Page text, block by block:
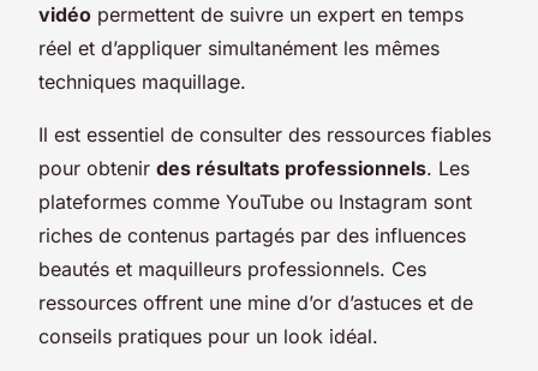
vidéo permettent de suivre un expert en temps
réel et d’appliquer simultanément les mêmes
techniques maquillage.
Il est essentiel de consulter des ressources fiables
pour obtenir des résultats professionnels. Les
plateformes comme YouTube ou Instagram sont
riches de contenus partagés par des influences
beautés et maquilleurs professionnels. Ces
ressources offrent une mine d’or d’astuces et de
conseils pratiques pour un look idéal.